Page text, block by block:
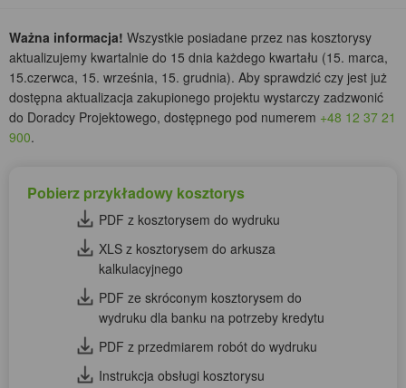
Ważna informacja! Wszystkie posiadane przez nas kosztorysy
aktualizujemy kwartalnie do 15 dnia każdego kwartału (15. marca,
15.czerwca, 15. września, 15. grudnia). Aby sprawdzić czy jest już
dostępna aktualizacja zakupionego projektu wystarczy zadzwonić
do Doradcy Projektowego, dostępnego pod numerem +48 12 37 21
900.
Pobierz przykładowy kosztorys
PDF z kosztorysem do wydruku
XLS z kosztorysem do arkusza
kalkulacyjnego
PDF ze skróconym kosztorysem do
wydruku dla banku na potrzeby kredytu
PDF z przedmiarem robót do wydruku
Instrukcja obsługi kosztorysu